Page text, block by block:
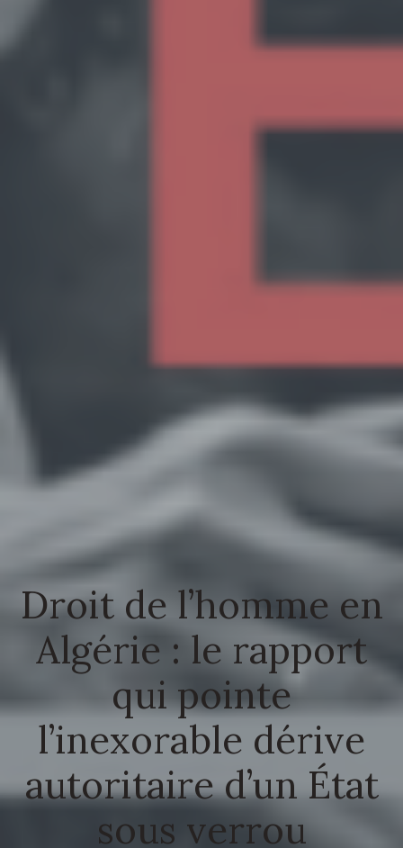
Droit de l’homme en
Algérie : le rapport
qui pointe
l’inexorable dérive
autoritaire d’un État
sous verrou